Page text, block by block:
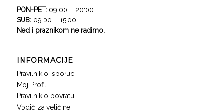
PON-PET:09:00 – 20:00
SUB:09:00 – 15:00
Ned i praznikom ne radimo.
INFORMACIJE
Pravilnik o isporuci
Moj Profil
Pravilnik o povratu
Vodič za veličine